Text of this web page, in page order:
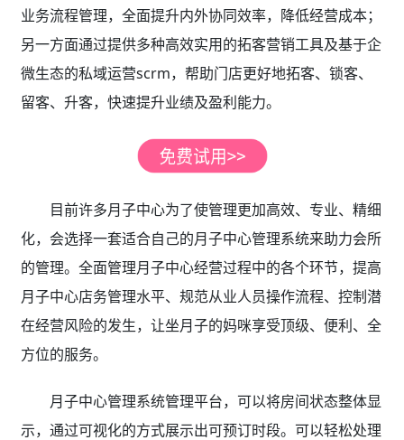
业务流程管理，全面提升内外协同效率，降低经营成本；
另一方面通过提供多种高效实用的拓客营销工具及基于企
微生态的私域运营scrm，帮助门店更好地拓客、锁客、
留客、升客，快速提升业绩及盈利能力。
目前许多月子中心为了使管理更加高效、专业、精细
化，会选择一套适合自己的月子中心管理系统来助力会所
的管理。全面管理月子中心经营过程中的各个环节，提高
月子中心店务管理水平、规范从业人员操作流程、控制潜
在经营风险的发生，让坐月子的妈咪享受顶级、便利、全
方位的服务。
月子中心管理系统管理平台，可以将房间状态整体显
示，通过可视化的方式展示出可预订时段。可以轻松处理